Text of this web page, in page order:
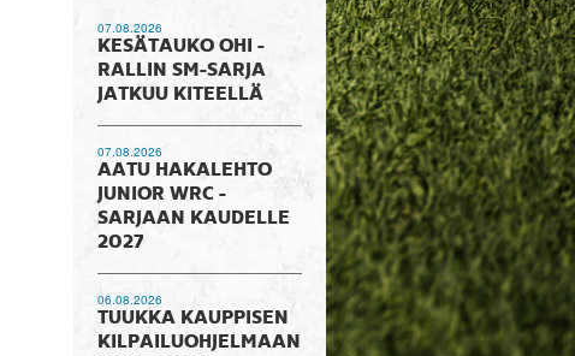
07.08.2026
KESÄTAUKO OHI -
RALLIN SM-SARJA
JATKUU KITEELLÄ
07.08.2026
AATU HAKALEHTO
JUNIOR WRC -
SARJAAN KAUDELLE
2027
06.08.2026
TUUKKA KAUPPISEN
KILPAILUOHJELMAAN